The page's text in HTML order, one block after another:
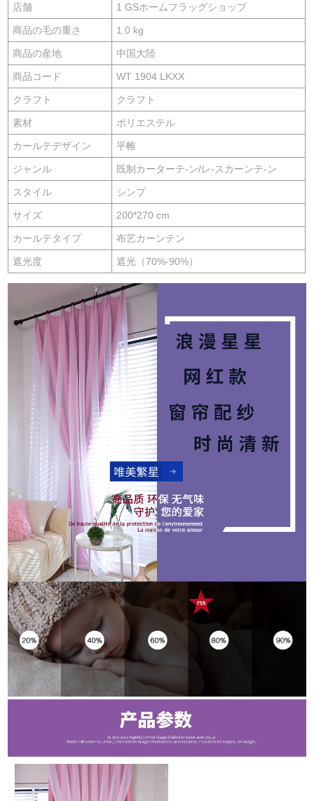
店舗 1 GSホームフラッグショップ
商品の毛の重さ 1.0 kg
商品の産地 中国大陸
商品コード WT 1904 LKXX
クラフト クラフト
素材 ポリエステル
カールテデザイン 平帷
ジャンル 既制カーターテ-ン/レ-スカーンテ-ン
スタイル シンプ
サイズ 200*270 cm
カールテタイプ 布艺カーンテン
遮光度 遮光（70%-90%）